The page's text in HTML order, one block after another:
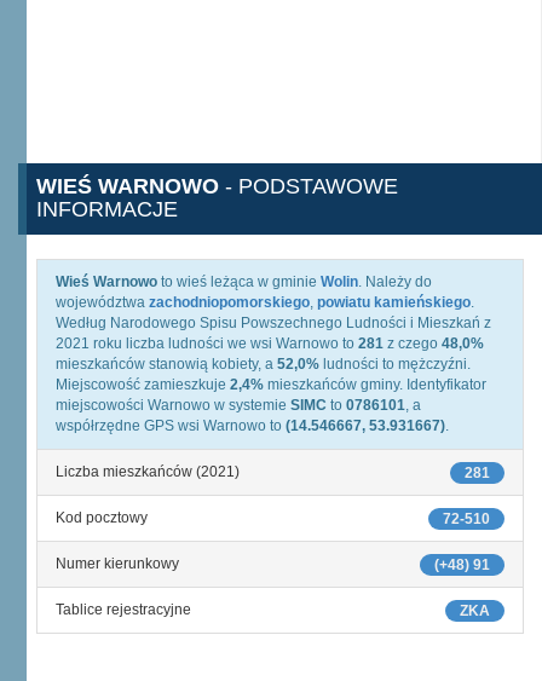
WIEŚ WARNOWO - PODSTAWOWE
INFORMACJE
Wieś Warnowo to wieś leżąca w gminie Wolin. Należy do
województwa zachodniopomorskiego, powiatu kamieńskiego.
Według Narodowego Spisu Powszechnego Ludności i Mieszkań z
2021 roku liczba ludności we wsi Warnowo to 281 z czego 48,0%
mieszkańców stanowią kobiety, a 52,0% ludności to mężczyźni.
Miejscowość zamieszkuje 2,4% mieszkańców gminy. Identyfikator
miejscowości Warnowo w systemie SIMC to 0786101, a
współrzędne GPS wsi Warnowo to (14.546667, 53.931667).
281
Liczba mieszkańców (2021)
72-510
Kod pocztowy
(+48) 91
Numer kierunkowy
ZKA
Tablice rejestracyjne